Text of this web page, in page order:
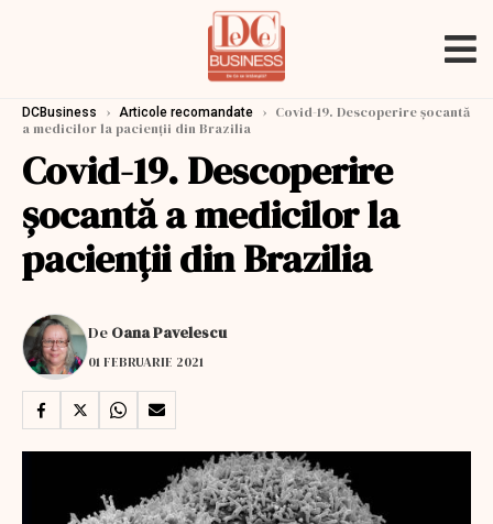
DCBusiness › Articole recomandate › Covid-19. Descoperire șocantă
a medicilor la pacienții din Brazilia
Covid-19. Descoperire
șocantă a medicilor la
pacienții din Brazilia
De Oana Pavelescu
01 FEBRUARIE 2021